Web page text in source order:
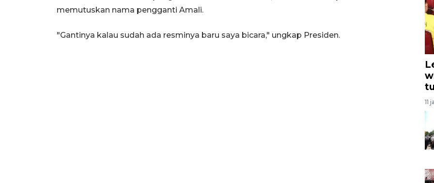
memutuskan nama pengganti Amali.
"Gantinya kalau sudah ada resminya baru saya bicara," ungkap Presiden.
11